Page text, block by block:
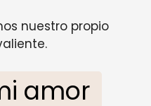
nuestro propio
amor